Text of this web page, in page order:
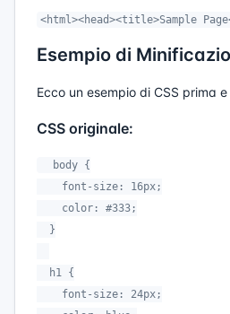
<html><head><title>Sample
Esempio di
Ecco un esempio di CSS prima
CSS originale:
  body {
    font-size: 16px;
    color: #333;
  }
  h1 {
    font-size: 24px;